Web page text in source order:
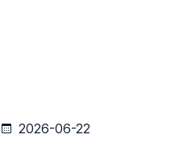
2026-06-22